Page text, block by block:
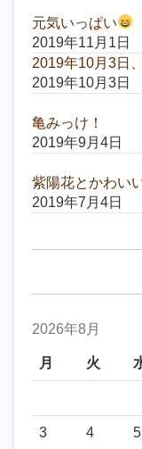
元気いっぱい
2019年11月1日
2019年10月3日
2019年10月3日
亀みっけ！
2019年9月4日
紫陽花とかわい
2019年7月4日
2026年8月
月 火
3 4 5